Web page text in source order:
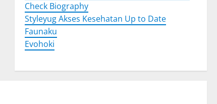
Check Biography
Styleyug Akses Kesehatan Up to Date
Faunaku
Evohoki